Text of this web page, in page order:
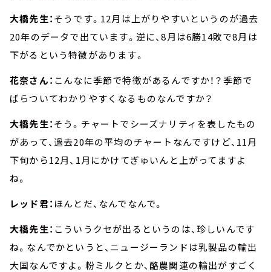
大橋先生：そうです。12月は上がりやすいというのが過去
20年のデータで出ています。逆に、8月は6勝14敗で8月は
下がるという特徴があります。
花奈さん： こんなに季節で特徴があるんですか！？季節で
ばらついてわかりやすくなるものなんですか？
大橋先生：そう。チャートでシーズナリティを表したもの
があって、過去20年の平均のチャートなんですけど、11月
下旬から12月、1月にかけてぎゅいんと上がってますよ
ね。
レッド君：ほんとだ、なんでなんで。
大橋先生： こういうクセが出るというのは、珍しいんです
ね。なんでかというと、ニュージーランドは乳製品の輸出
大国なんですよ。粉ミルクとか、酪農関連の輸出がすごく